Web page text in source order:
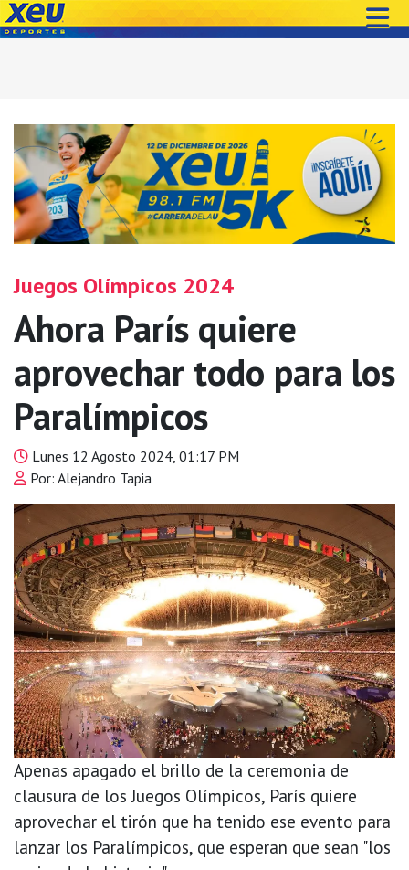
Juegos Olímpicos 2024
Ahora París quiere
aprovechar todo para los
Paralímpicos
Lunes 12 Agosto 2024, 01:17 PM
Por: Alejandro Tapia
Apenas apagado el brillo de la ceremonia de
clausura de los Juegos Olímpicos, París quiere
aprovechar el tirón que ha tenido ese evento para
lanzar los Paralímpicos, que esperan que sean "los